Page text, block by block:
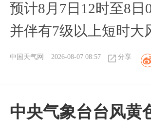
预计8月7日12时至8
并伴有7级以上短时大
中国天气网 2026-08-07 08:57 分享
中央气象台台风黄